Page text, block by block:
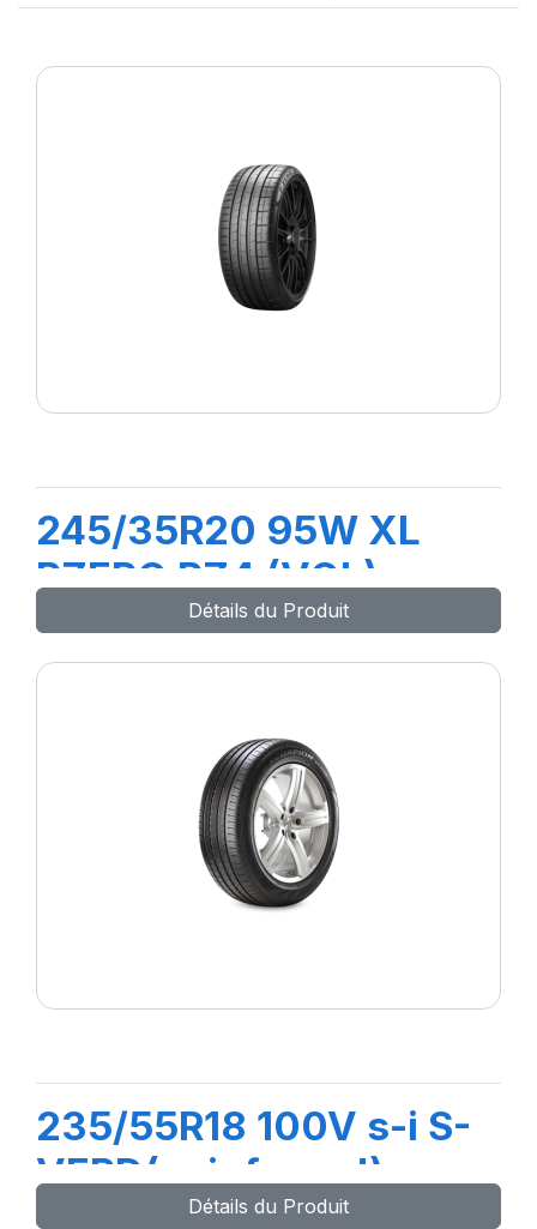
245/35R20 95W XL
PZERO PZ4 (VOL)
Détails du Produit
235/55R18 100V s-i S-
VERD( reinforced)
Détails du Produit